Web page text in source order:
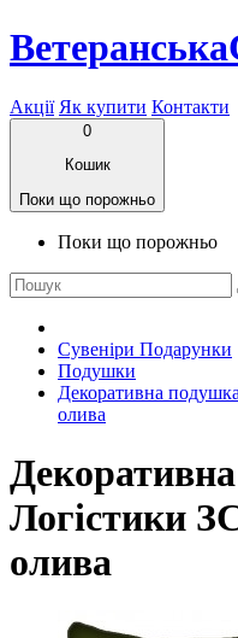
Акції Як купити Контакти
0
Кошик
Поки що порожньо
Поки що порожньо
Сувеніри Подарунки
Подушки
Декоративна
олива
Логістики
олива